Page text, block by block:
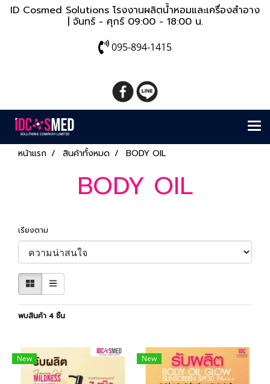
ID Cosmed Solutions โรงงานผลิตน้ำหอมและเครื่องสำอาง
| จันทร์ - ศุกร์ 09:00 - 18:00 น.
095-894-1415
หน้าแรก สินค้าทั้งหมด BODY OIL
BODY OIL
เรียงตาม
พบสินค้า 4 ชิ้น
New New